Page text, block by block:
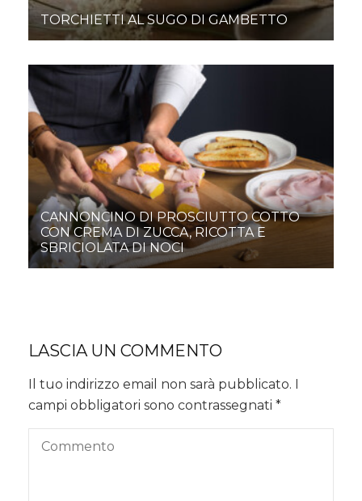
TORCHIETTI AL SUGO DI GAMBETTO
CANNONCINO DI PROSCIUTTO COTTO
CON CREMA DI ZUCCA, RICOTTA E
SBRICIOLATA DI NOCI
LASCIA UN COMMENTO
Il tuo indirizzo email non sarà pubblicato. I
campi obbligatori sono contrassegnati *